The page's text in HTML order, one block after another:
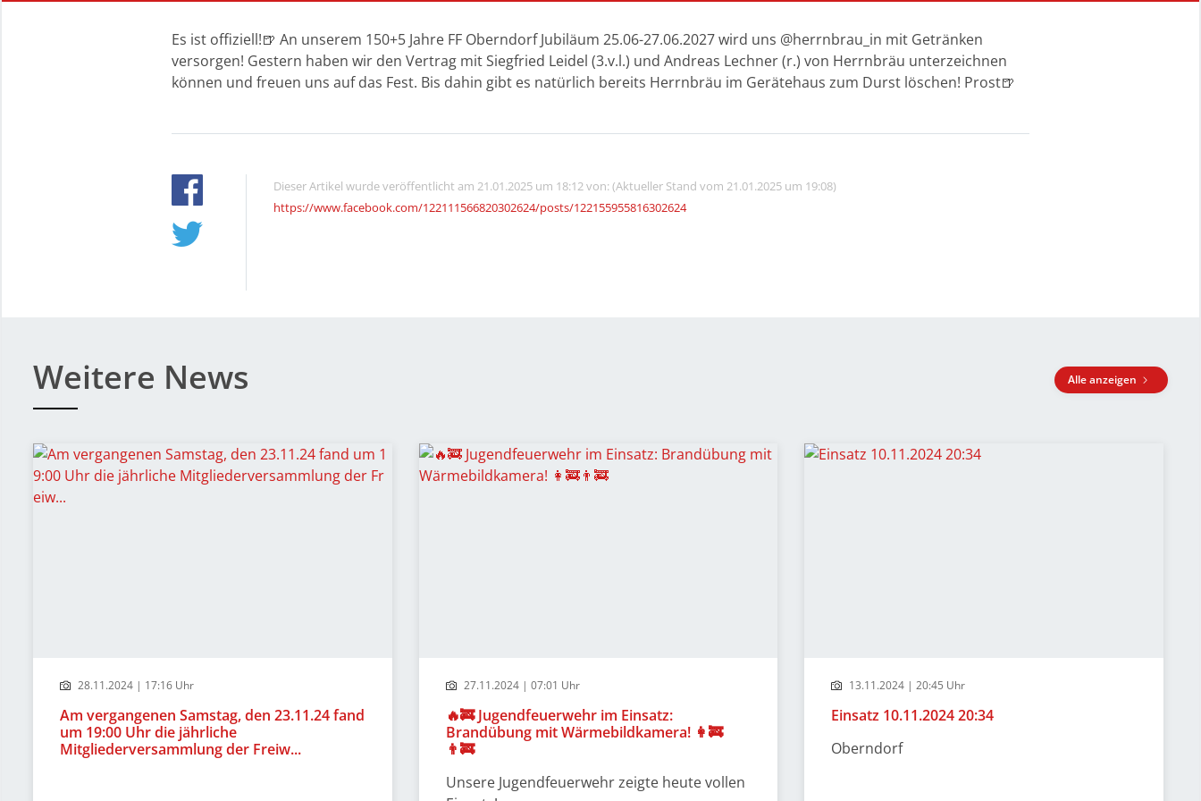
Es ist offiziell!🍺 An unserem 150+5 Jahre FF Oberndorf Jubiläum 25.06-27.06.2027 wird uns @herrnbrau_in mit Getränken
versorgen! Gestern haben wir den Vertrag mit Siegfried Leidel (3.v.l.) und Andreas Lechner (r.) von Herrnbräu unterzeichnen
können und freuen uns auf das Fest. Bis dahin gibt es natürlich bereits Herrnbräu im Gerätehaus zum Durst löschen! Prost🍺
Dieser Artikel wurde veröffentlicht am 21.01.2025 um 18:12 von: (Aktueller Stand vom 21.01.2025 um 19:08)
https://www.facebook.com/122111566820302624/posts/122155955816302624
Weitere News Alle anzeigen
28.11.2024 | 17:16 Uhr
Am vergangenen Samstag, den 23.11.24 fand
um 19:00 Uhr die jährliche
Mitgliederversammlung der Freiw...
27.11.2024 | 07:01 Uhr
🔥🚒 Jugendfeuerwehr im Einsatz:
Brandübung mit Wärmebildkamera! 👩‍🚒
👨‍🚒
Unsere Jugendfeuerwehr zeigte heute vollen
13.11.2024 | 20:45 Uhr
Einsatz 10.11.2024 20:34
Oberndorf